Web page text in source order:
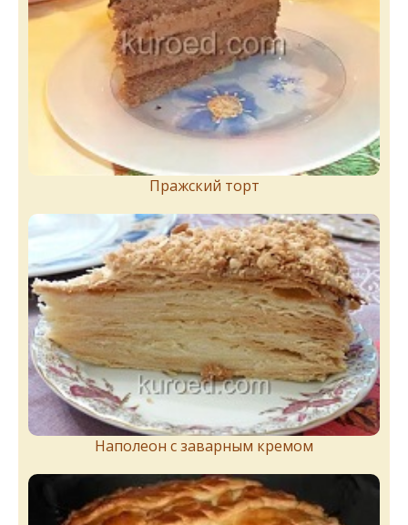
Пражский торт
Наполеон с заварным кремом